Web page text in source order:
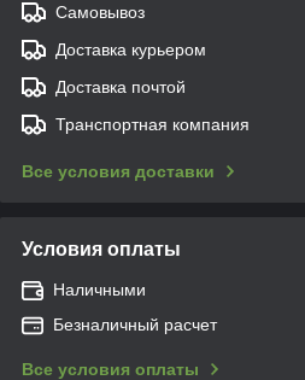
Самовывоз
Доставка курьером
Доставка почтой
Транспортная компания
Все условия доставки
Условия оплаты
Наличными
Безналичный расчет
Все условия оплаты